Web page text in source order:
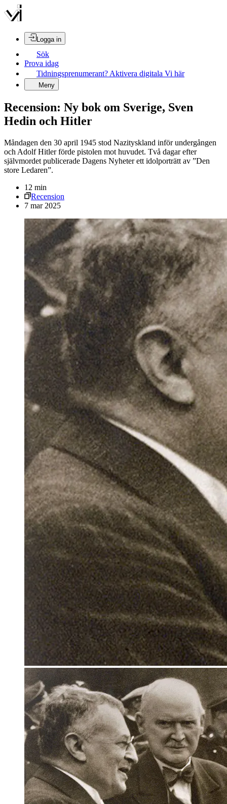
Logga in
Sök
Prova idag
Tidningsprenumerant? Aktivera digitala Vi här
Meny
Recension: Ny bok om Sverige, Sven
Hedin och Hitler
Måndagen den 30 april 1945 stod Nazityskland inför undergången
och Adolf Hitler förde pistolen mot huvudet. Två dagar efter
självmordet publicerade Dagens Nyheter ett idolporträtt av ”Den
store Ledaren”.
12 min
Recension
7 mar 2025